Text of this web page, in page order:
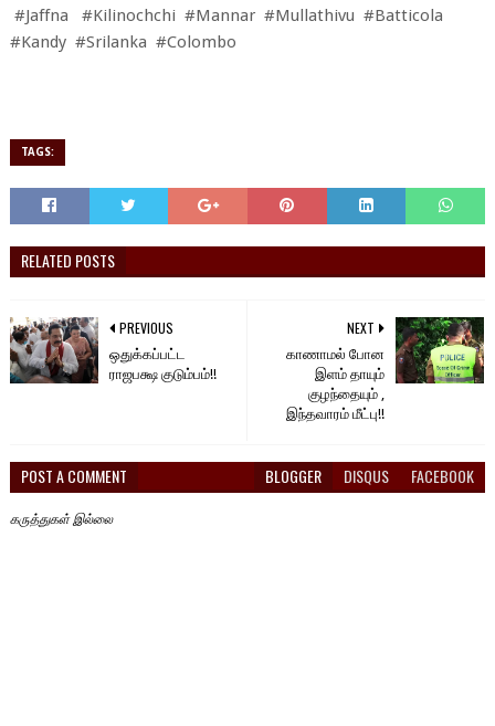
#Jaffna #Kilinochchi #Mannar #Mullathivu #Batticola
#Kandy #Srilanka #Colombo
TAGS:
RELATED POSTS
NEXT
காணாமல் போன
இளம் தாயும்
குழந்தையும் ,
இந்தவாரம் மீட்பு!!
PREVIOUS
ஒதுக்கப்பட்ட
ராஜபக்ஷ குடும்பம்!!
POST A COMMENT BLOGGER DISQUS FACEBOOK
கருத்துகள் இல்லை